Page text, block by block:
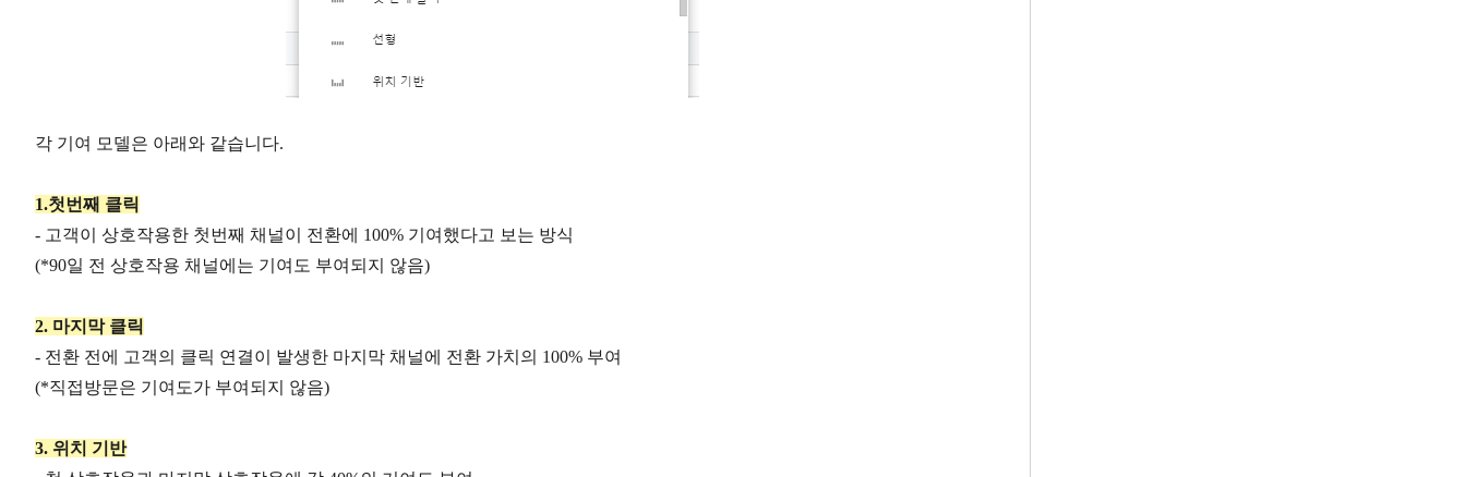
각 기여 모델은 아래와 같습니다.
1.첫번째 클릭
- 고객이 상호작용한 첫번째 채널이 전환에 100% 기여했다고 보는 방식
(*90일 전 상호작용 채널에는 기여도 부여되지 않음)
2. 마지막 클릭
- 전환 전에 고객의 클릭 연결이 발생한 마지막 채널에 전환 가치의 100% 부여
(*직접방문은 기여도가 부여되지 않음)
3. 위치 기반